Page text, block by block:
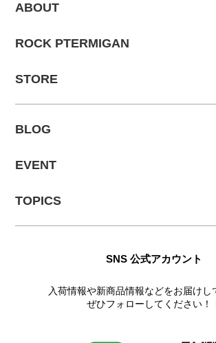
ABOUT
ROCK PTERMIGAN
STORE
BLOG
EVENT
TOPICS
SNS 公式アカウント
入荷情報や新商品情報などをお届けし
ぜひフォローしてください！